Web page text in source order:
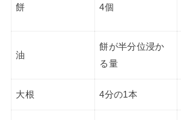
餅 4個
油
餅が半分位浸か
る量
大根 4分の1本